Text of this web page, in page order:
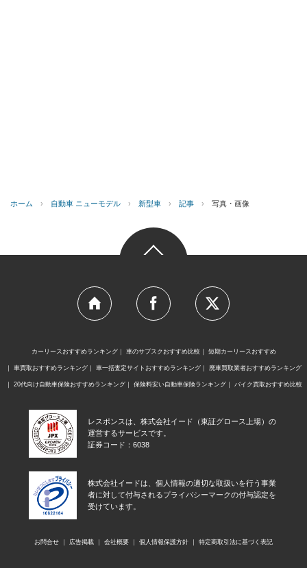
ホーム › 自動車 ニューモデル › 新型車 › 記事 › 写真・画像
カーリースおすすめランキング 車のサブスクおすすめ比較 短期カーリースおすすめ
車買取おすすめランキング 車一括査定サイトおすすめランキング 廃車買取業者おすすめランキング
20代向け自動車保険おすすめランキング 保険料安い自動車保険ランキング バイク買取おすすめ比較
レスポンスは、株式会社イード（東証グロース上場）の
運営するサービスです。
証券コード：6038
株式会社イードは、個人情報の適切な取扱いを行う事業
者に対して付与されるプライバシーマークの付与認定を
受けています。
お問合せ 広告掲載 会社概要 個人情報保護方針 特定商取引法に基づく表記